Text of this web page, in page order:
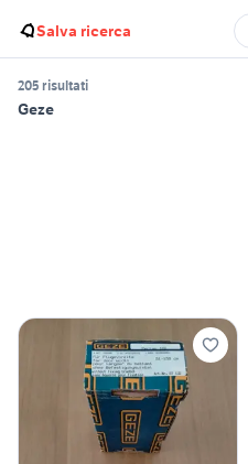
Salva ricerca
205 risultati
Geze